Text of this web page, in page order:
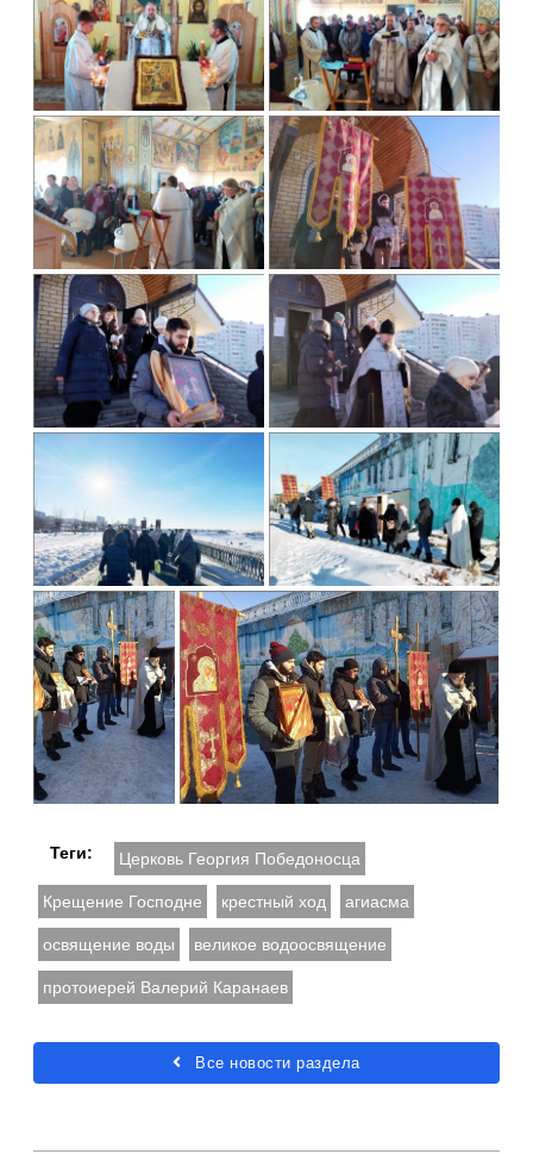
Теги: Церковь Георгия Победоносца
Крещение Господне крестный ход агиасма
освящение воды великое водоосвящение
протоиерей Валерий Каранаев
Все новости раздела